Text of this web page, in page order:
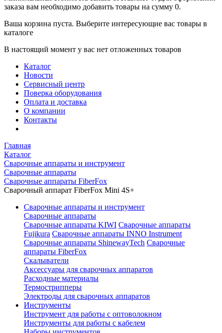
заказа вам необходимо добавить товары на сумму 0.
Ваша корзина пуста. Выберите интересующие вас товары в
каталоге
В настоящий момент у вас нет отложенных товаров
Каталог
Новости
Сервисный центр
Поверка оборудования
Оплата и доставка
О компании
Контакты
Главная
Каталог
Сварочные аппараты и инструмент
Сварочные аппараты
Cварочные аппараты FiberFox
Сварочный аппарат FiberFox Mini 4S+
Сварочные аппараты и инструмент
Сварочные аппараты
Сварочные аппараты KIWI Сварочные аппараты
Fujikura Сварочные аппараты INNO Instrument
Сварочные аппараты ShinewayTech Cварочные
аппараты FiberFox
Скалыватели
Аксессуары для сварочных аппаратов
Расходные материалы
Термострипперы
Электроды для сварочных аппаратов
Инструменты
Инструмент для работы с оптоволокном
Инструменты для работы с кабелем